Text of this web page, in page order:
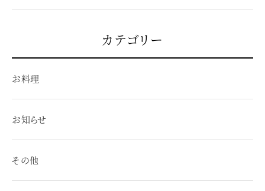
カテゴリー
お料理
お知らせ
その他